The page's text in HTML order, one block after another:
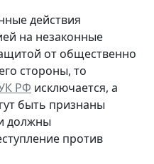
действия
на незаконные
от общественно
стороны, то
РФ исключается, а
быть признаны
должны
против